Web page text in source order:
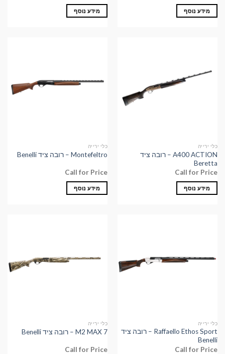
מידע נוסף מידע נוסף
כלי ירייה
A400 ACTION – רובה ציד
Beretta
Call for Price
מידע נוסף
כלי ירייה
Montefeltro – רובה ציד Benelli
Call for Price
מידע נוסף
כלי ירייה
Raffaello Ethos Sport – רובה ציד
Benelli
Call for Price
כלי ירייה
M2 MAX 7 – רובה ציד Benelli
Call for Price